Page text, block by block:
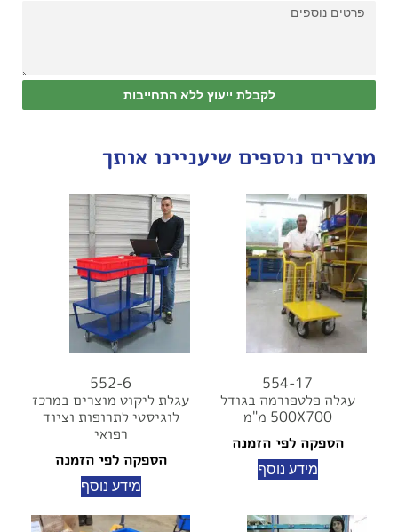
לקבלת ייעוץ ללא התחייבות
מוצרים נוספים שיעניינו אותך
554-17
עגלה פלטפורמה בגודל
500X700 מ"מ
הספקה לפי הזמנה
מידע נוסף
552-6
עגלת ליקוט מוצרים במרכז
לוגיסטי לתרופות וציוד
רפואי
הספקה לפי הזמנה
מידע נוסף